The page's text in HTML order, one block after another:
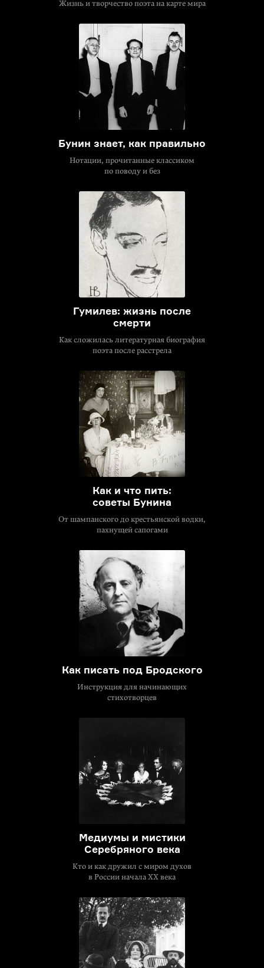
Жизнь и творчество поэта на карте мира
Бунин знает, как правильно
Нотации, прочитанные классиком
по поводу и без
Гумилев: жизнь после
смерти
Как сложилась литературная биография
поэта после расстрела
Как и что пить:
советы Бунина
От шампанского до крестьянской водки,
пахнущей сапогами
Как писать под Бродского
Инструкция для начинающих
стихотворцев
Медиумы и мистики
Серебряного века
Кто и как дружил с миром духов
в России начала XX века